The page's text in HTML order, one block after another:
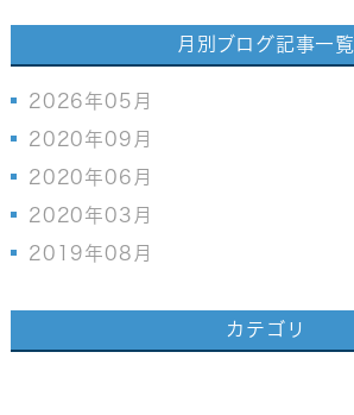
月別ブログ記事一覧
2026年05月
2020年09月
2020年06月
2020年03月
2019年08月
カテゴリ